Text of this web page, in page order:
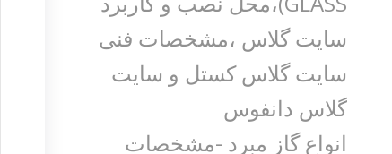
سایت گلاس ،مشخصات فنی
سایت گلاس کستل و سایت
گلاس دانفوس
انواع گاز مبرد -مشخصات